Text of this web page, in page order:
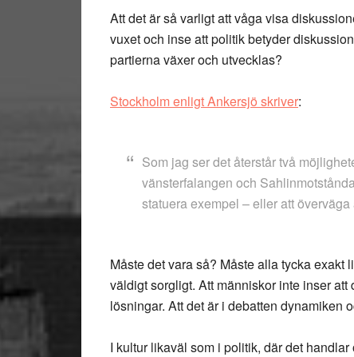
Att det är så varligt att våga visa
vuxet och inse att politik betyder
partierna växer och utvecklas?
Stockholm enligt Ankersjö skriver:
Som jag ser det återstår två
vänsterfalangen och
statuera exempel – eller att
Måste det vara så? Måste alla tycka exakt
väldigt sorgligt. Att människor inte inser
lösningar. Att det är i debatten dynamiken
I kultur likaväl som i politik, där det